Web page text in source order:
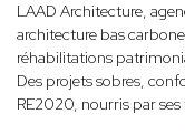
LAAD Architecture,
architecture bas
réhabilitations
Des projets sobres,
RE2020, nourris par